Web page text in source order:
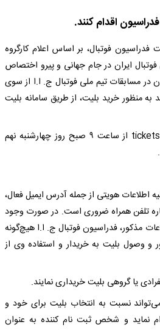
اقدام کنند.
فوتبال، بر اساس اعلام کارگروه
ایران در جام جهانی و پیرو اختصاص
در مسابقات تیم ملی فوتبال ج. ا.ا از سوی
به منظور خرید بلیت، از طریق سامانه بلیت
فروش بلیت در سامانه tickets.ffiri.ir از ساعت ۹ صبح روز چهارشنبه نهم
اطلاعات هویتی از جمله آدرس ایمیل فعال،
تلفن همراه ضروری است. در صورت وجود
مذکور، فدراسیون فوتبال ج. ا.ا هیچ‌گونه
و وصول بلیت به خریدار و استفاده وی از
نسبت به انتخاب بلیت برای خود و
نماید و شخص ثبت نام کننده به عنوان